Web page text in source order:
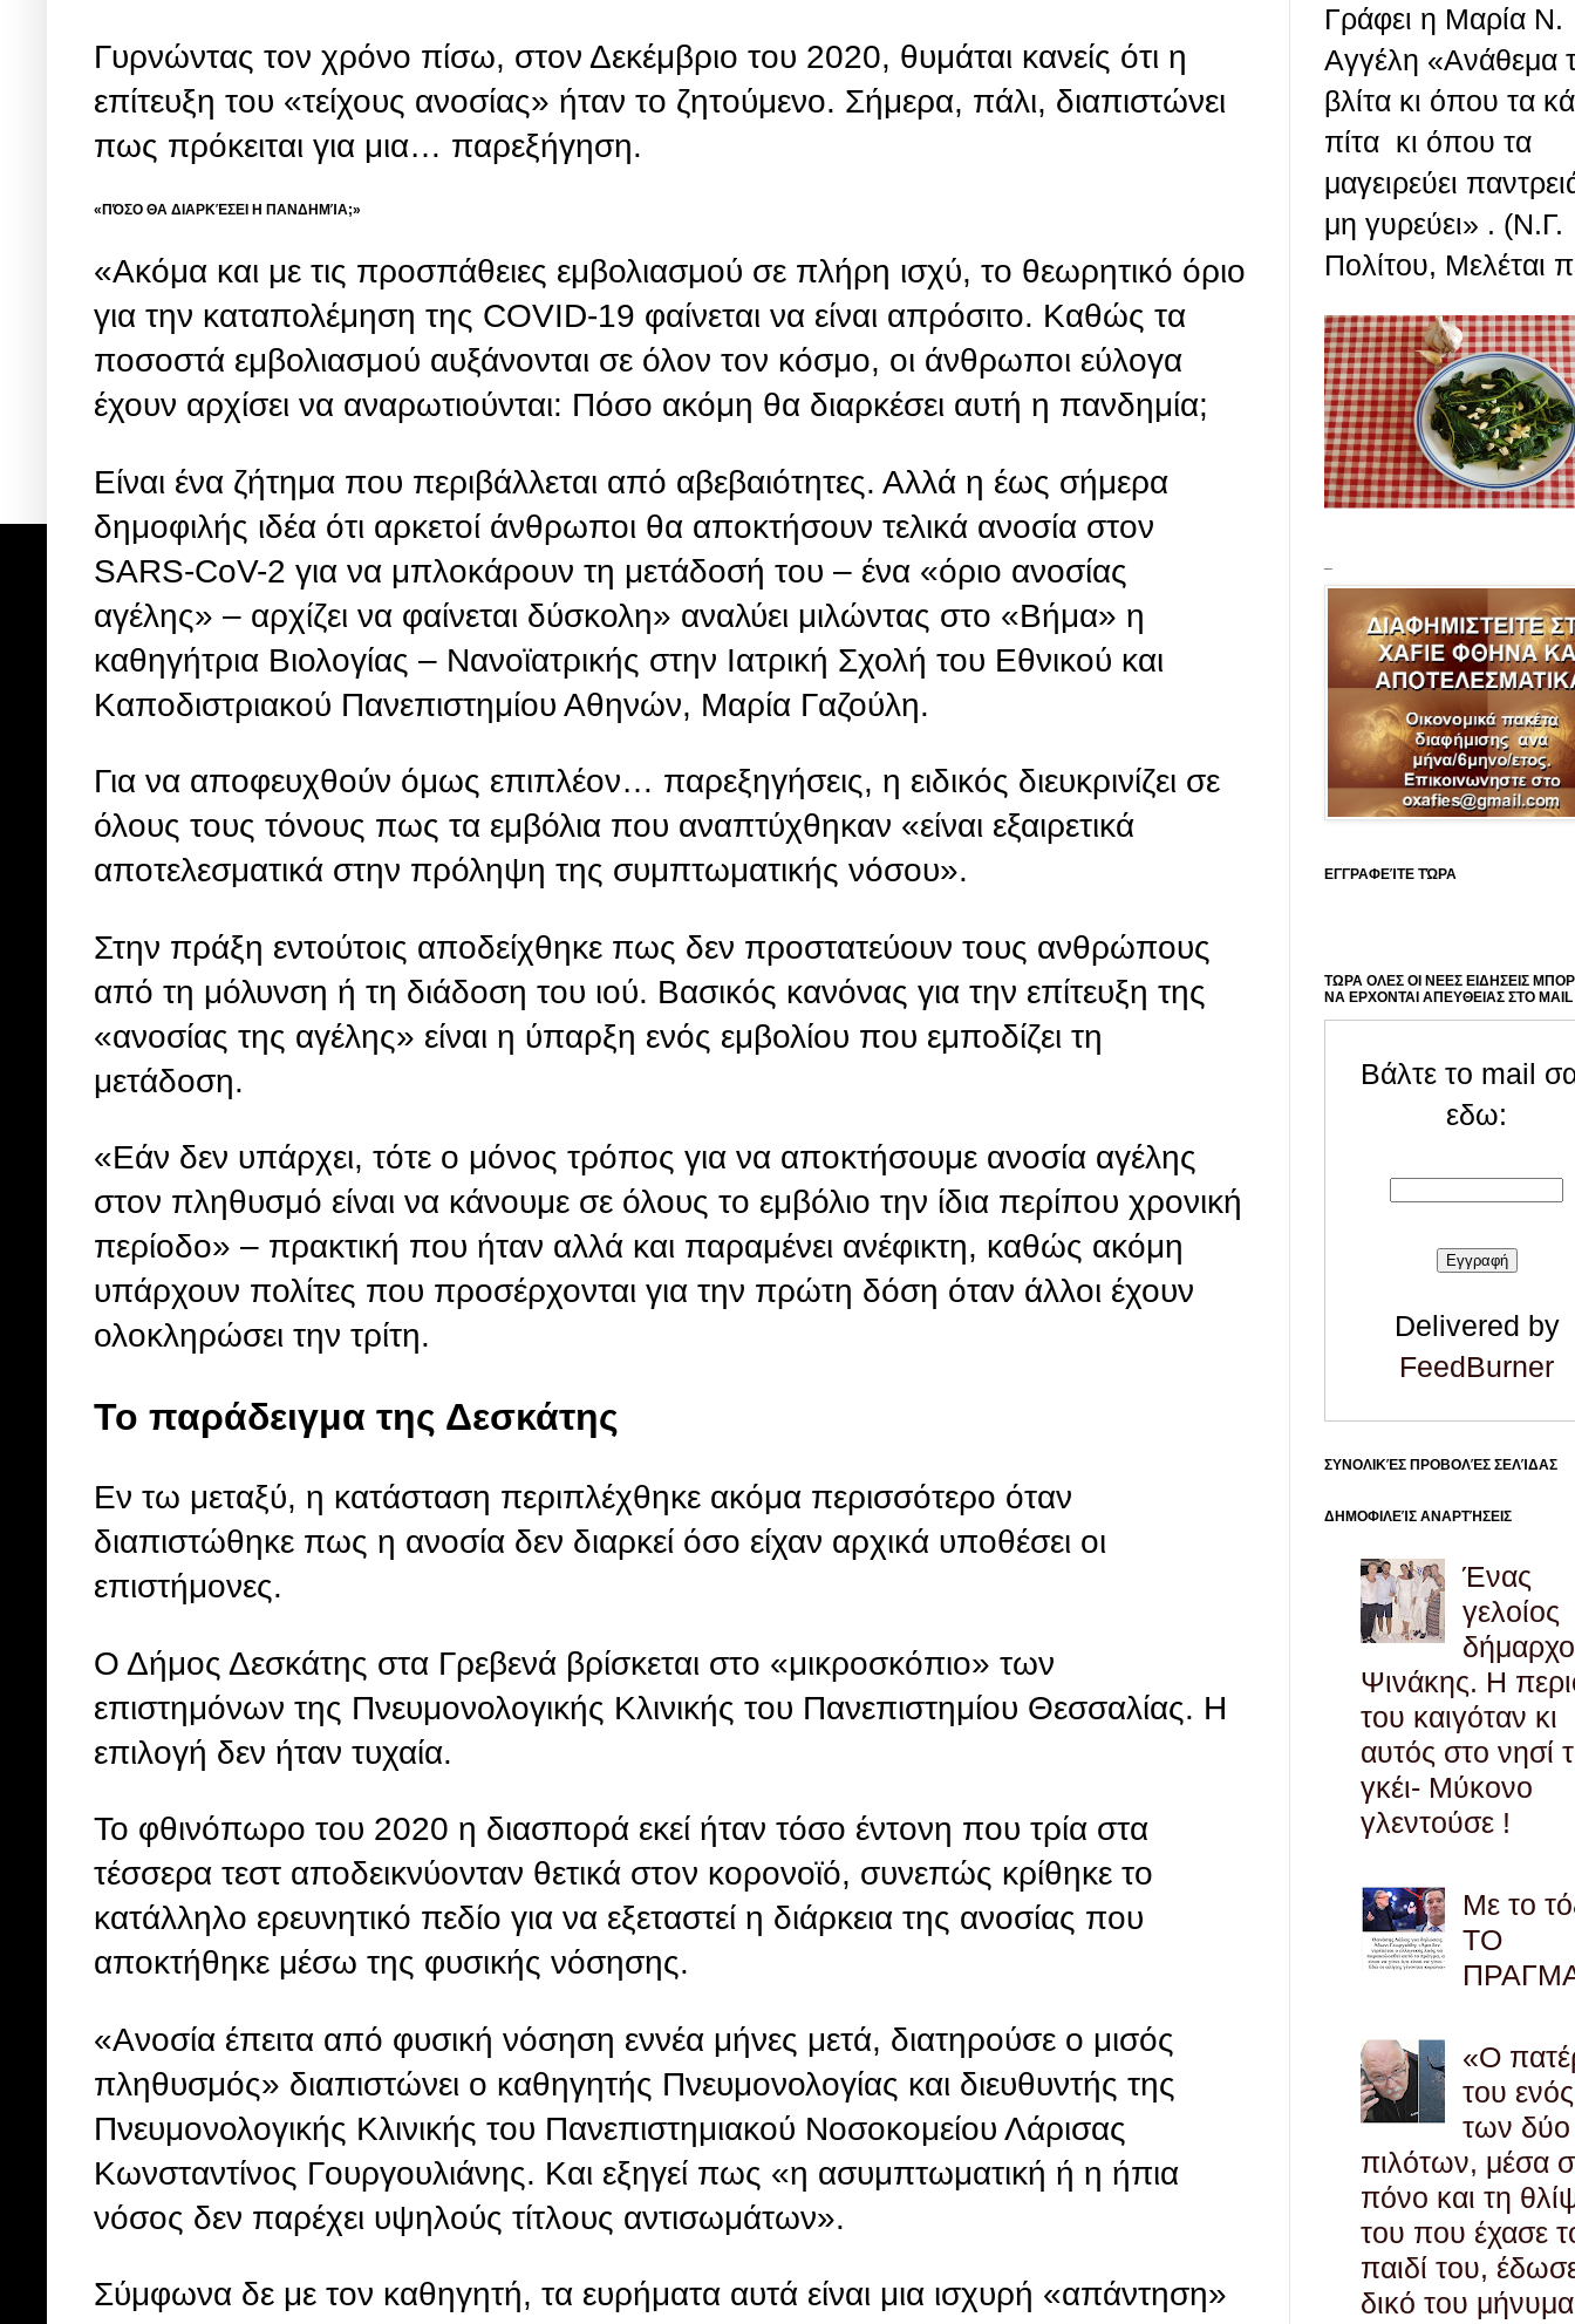
Γυρνώντας τον χρόνο πίσω, στον Δεκέμβριο του 2020, θυμάται κανείς ότι η
επίτευξη του «τείχους ανοσίας» ήταν το ζητούμενο. Σήμερα, πάλι, διαπιστώνει
πως πρόκειται για μια… παρεξήγηση.
«ΠΌΣΟ ΘΑ ΔΙΑΡΚΈΣΕΙ Η ΠΑΝΔΗΜΊΑ;»
«Ακόμα και με τις προσπάθειες εμβολιασμού σε πλήρη ισχύ, το θεωρητικό όριο
για την καταπολέμηση της COVID-19 φαίνεται να είναι απρόσιτο. Καθώς τα
ποσοστά εμβολιασμού αυξάνονται σε όλον τον κόσμο, οι άνθρωποι εύλογα
έχουν αρχίσει να αναρωτιούνται: Πόσο ακόμη θα διαρκέσει αυτή η πανδημία;
Είναι ένα ζήτημα που περιβάλλεται από αβεβαιότητες. Αλλά η έως σήμερα
δημοφιλής ιδέα ότι αρκετοί άνθρωποι θα αποκτήσουν τελικά ανοσία στον
SARS-CoV-2 για να μπλοκάρουν τη μετάδοσή του – ένα «όριο ανοσίας
αγέλης» – αρχίζει να φαίνεται δύσκολη» αναλύει μιλώντας στο «Βήμα» η
καθηγήτρια Βιολογίας – Νανοϊατρικής στην Ιατρική Σχολή του Εθνικού και
Καποδιστριακού Πανεπιστημίου Αθηνών, Μαρία Γαζούλη.
Για να αποφευχθούν όμως επιπλέον… παρεξηγήσεις, η ειδικός διευκρινίζει σε
όλους τους τόνους πως τα εμβόλια που αναπτύχθηκαν «είναι εξαιρετικά
αποτελεσματικά στην πρόληψη της συμπτωματικής νόσου».
Στην πράξη εντούτοις αποδείχθηκε πως δεν προστατεύουν τους ανθρώπους
από τη μόλυνση ή τη διάδοση του ιού. Βασικός κανόνας για την επίτευξη της
«ανοσίας της αγέλης» είναι η ύπαρξη ενός εμβολίου που εμποδίζει τη
μετάδοση.
«Εάν δεν υπάρχει, τότε ο μόνος τρόπος για να αποκτήσουμε ανοσία αγέλης
στον πληθυσμό είναι να κάνουμε σε όλους το εμβόλιο την ίδια περίπου χρονική
περίοδο» – πρακτική που ήταν αλλά και παραμένει ανέφικτη, καθώς ακόμη
υπάρχουν πολίτες που προσέρχονται για την πρώτη δόση όταν άλλοι έχουν
ολοκληρώσει την τρίτη.
Το παράδειγμα της Δεσκάτης
Εν τω μεταξύ, η κατάσταση περιπλέχθηκε ακόμα περισσότερο όταν
διαπιστώθηκε πως η ανοσία δεν διαρκεί όσο είχαν αρχικά υποθέσει οι
επιστήμονες.
Ο Δήμος Δεσκάτης στα Γρεβενά βρίσκεται στο «μικροσκόπιο» των
επιστημόνων της Πνευμονολογικής Κλινικής του Πανεπιστημίου Θεσσαλίας. Η
επιλογή δεν ήταν τυχαία.
Το φθινόπωρο του 2020 η διασπορά εκεί ήταν τόσο έντονη που τρία στα
τέσσερα τεστ αποδεικνύονταν θετικά στον κορονοϊό, συνεπώς κρίθηκε το
κατάλληλο ερευνητικό πεδίο για να εξεταστεί η διάρκεια της ανοσίας που
αποκτήθηκε μέσω της φυσικής νόσησης.
«Ανοσία έπειτα από φυσική νόσηση εννέα μήνες μετά, διατηρούσε ο μισός
πληθυσμός» διαπιστώνει ο καθηγητής Πνευμονολογίας και διευθυντής της
Πνευμονολογικής Κλινικής του Πανεπιστημιακού Νοσοκομείου Λάρισας
Κωνσταντίνος Γουργουλιάνης. Και εξηγεί πως «η ασυμπτωματική ή η ήπια
νόσος δεν παρέχει υψηλούς τίτλους αντισωμάτων».
Σύμφωνα δε με τον καθηγητή, τα ευρήματα αυτά είναι μια ισχυρή «απάντηση»
Γράφει η Μαρία Ν.
Αγγέλη «Ανάθεμα
βλίτα κι όπου τα
πίτα κι όπου τα
μαγειρεύει
μη γυρεύει» . (Ν.Γ.
Πολίτου, Μελέται
ΕΓΓΡΑΦΕΊΤΕ ΤΏΡΑ
ΤΩΡΑ ΟΛΕΣ ΟΙ ΝΕΕΣ ΕΙΔΗΣΕΙΣ
ΝΑ ΕΡΧΟΝΤΑΙ ΑΠΕΥΘΕΙΑΣ ΣΤΟ
Βάλτε το mail
εδω:
Delivered by
FeedBurner
ΣΥΝΟΛΙΚΈΣ ΠΡΟΒΟΛΈΣ ΣΕΛΊΔΑΣ
ΔΗΜΟΦΙΛΕΊΣ ΑΝΑΡΤΉΣΕΙΣ
Ένας
γελοίος
Ψινάκης. Η
του καιγόταν κι
αυτός στο νησί
γκέι- Μύκονο
γλεντούσε !
Με το
ΤΟ
«Ο
του
των δύο
πιλότων, μέσα
πόνο και τη
του που έχασε
παιδί του,
δικό του μήνυμα